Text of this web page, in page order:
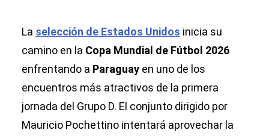
La selección de Estados Unidos inicia su
camino en la Copa Mundial de Fútbol 2026
enfrentando a Paraguay en uno de los
encuentros más atractivos de la primera
jornada del Grupo D. El conjunto dirigido por
Mauricio Pochettino intentará aprovechar la